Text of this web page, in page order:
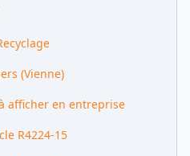
(Vienne)
afficher en entreprise
R4224-15